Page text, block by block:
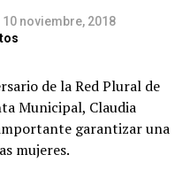
10 noviembre, 2018
de la Red Plural de
Municipal, Claudia
garantizar una
mujeres.